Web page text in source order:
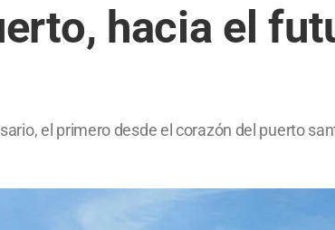
hacia el
el primero desde el corazón del puerto